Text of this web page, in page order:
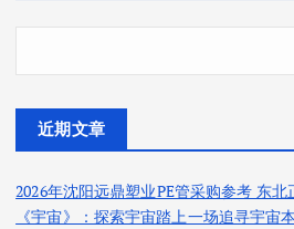
近期文章
2026年沈阳远鼎塑业PE管采购参考 东
《宇宙》：探索宇宙踏上一场追寻宇宙